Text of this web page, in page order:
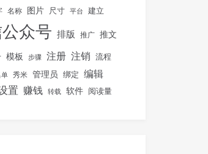
名称 图片 尺寸 平台 建立
众号 排版 推广 推文
模板 步骤 注册 注销 流程
秀米 管理员 绑定 编辑
置 赚钱 转载 软件 阅读量